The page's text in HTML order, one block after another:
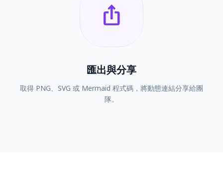
ios_share
匯出與分享
取得 PNG、SVG 或 Mermaid 程式碼，將動態連結分享給團
隊。